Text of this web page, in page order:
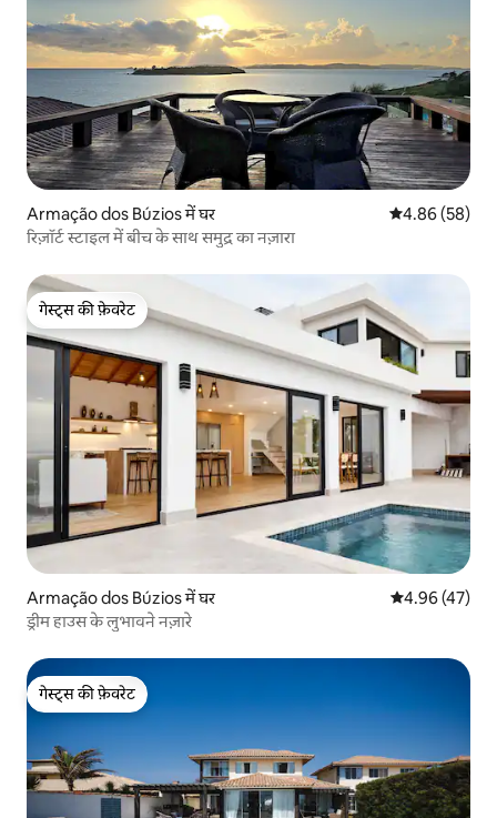
Armação dos Búzios में घर औसत रेटिंग 5 में
4.86 (58)
रिज़ॉर्ट स्टाइल में बीच के साथ समुद्र का नज़ारा
गेस्ट्स की फ़ेवरेट
गेस्ट्स की फ़ेवरेट
Armação dos Búzios में घर औसत रेटिंग 5 में
4.96 (47)
ड्रीम हाउस के लुभावने नज़ारे
गेस्ट्स की फ़ेवरेट
गेस्ट्स की फ़ेवरेट